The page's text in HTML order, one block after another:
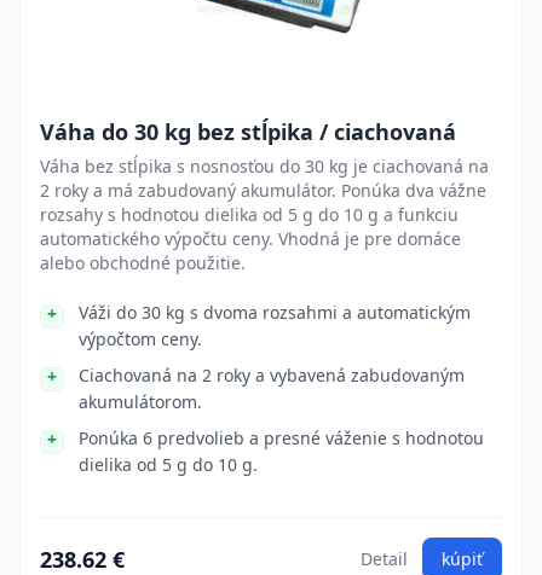
Váha do 30 kg bez stĺpika / ciachovaná
Váha bez stĺpika s nosnosťou do 30 kg je ciachovaná na
2 roky a má zabudovaný akumulátor. Ponúka dva vážne
rozsahy s hodnotou dielika od 5 g do 10 g a funkciu
automatického výpočtu ceny. Vhodná je pre domáce
alebo obchodné použitie.
Váži do 30 kg s dvoma rozsahmi a automatickým
výpočtom ceny.
Ciachovaná na 2 roky a vybavená zabudovaným
akumulátorom.
Ponúka 6 predvolieb a presné váženie s hodnotou
dielika od 5 g do 10 g.
238.62 € Detail kúpiť